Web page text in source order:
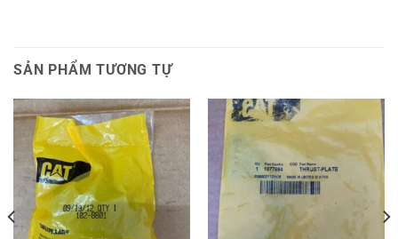
SẢN PHẨM TƯƠNG TỰ